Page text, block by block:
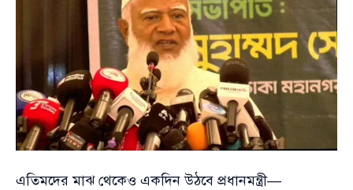
সরাসরি
পৌঁছাবে
নগদ
সহায়তা
এতিমদের মাঝ থেকেও একদিন উঠবে প্রধানমন্ত্রী—